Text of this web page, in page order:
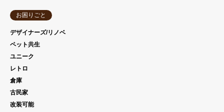
お困りごと
デザイナーズ/リノベ
ペット共生
ユニーク
レトロ
倉庫
古民家
改装可能